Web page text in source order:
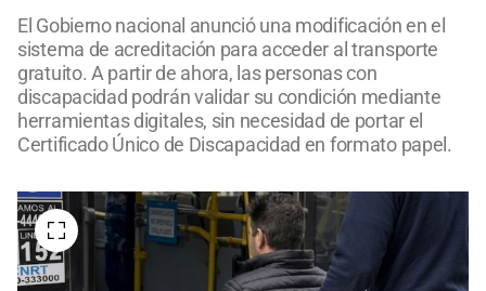
El Gobierno nacional anunció una modificación en el
sistema de acreditación para acceder al transporte
gratuito. A partir de ahora, las personas con
discapacidad podrán validar su condición mediante
herramientas digitales, sin necesidad de portar el
Certificado Único de Discapacidad en formato papel.